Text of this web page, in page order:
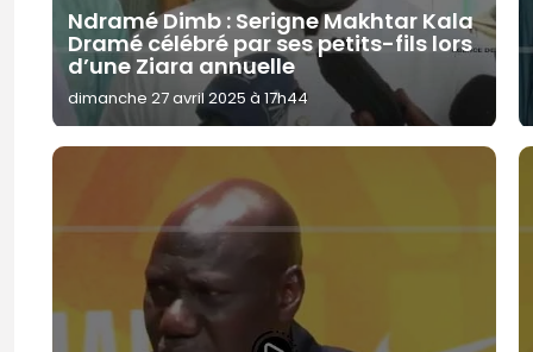
Ndramé Dimb : Serigne Makhtar Kala
Dramé célébré par ses petits-fils lors
d’une Ziara annuelle
dimanche 27 avril 2025 à 17h44